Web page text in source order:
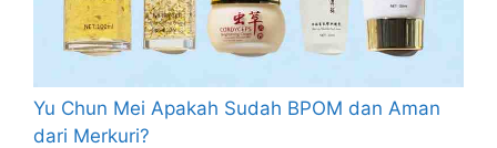
Yu Chun Mei Apakah Sudah BPOM dan Aman
dari Merkuri?